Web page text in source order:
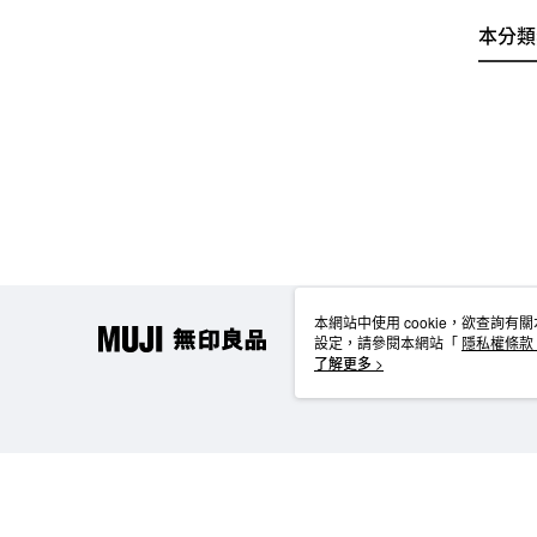
本分
本網站中使用 cookie，欲查詢有
設定，請參閱本網站「 隱私權條款
使用 cookie。
了解更多 >